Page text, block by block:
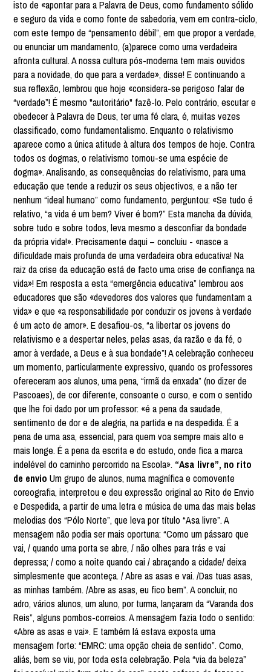
isto de «apontar para a Palavra de Deus, como fundamento sólido
e seguro da vida e como fonte de sabedoria, vem em contra-ciclo,
com este tempo de “pensamento débil”, em que propor a verdade,
ou enunciar um mandamento, (a)parece como uma verdadeira
afronta cultural. A nossa cultura pós-moderna tem mais ouvidos
para a novidade, do que para a verdade», disse! E continuando a
sua reflexão, lembrou que hoje «considera-se perigoso falar de
“verdade”! É mesmo "autoritário" fazê-lo. Pelo contrário, escutar e
obedecer à Palavra de Deus, ter uma fé clara, é, muitas vezes
classificado, como fundamentalismo. Enquanto o relativismo
aparece como a única atitude à altura dos tempos de hoje. Contra
todos os dogmas, o relativismo tornou-se uma espécie de
dogma». Analisando, as consequências do relativismo, para uma
educação que tende a reduzir os seus objectivos, e a não ter
nenhum “ideal humano” como fundamento, perguntou: «Se tudo é
relativo, “a vida é um bem? Viver é bom?” Esta mancha da dúvida,
sobre tudo e sobre todos, leva mesmo a desconfiar da bondade
da própria vida!». Precisamente daqui – concluiu - «nasce a
dificuldade mais profunda de uma verdadeira obra educativa! Na
raiz da crise da educação está de facto uma crise de confiança na
vida»! Em resposta a esta “emergência educativa” lembrou aos
educadores que são «devedores dos valores que fundamentam a
vida» e que «a responsabilidade por conduzir os jovens à verdade
é um acto de amor». E desafiou-os, “a libertar os jovens do
relativismo e a despertar neles, pelas asas, da razão e da fé, o
amor à verdade, a Deus e à sua bondade”! A celebração conheceu
um momento, particularmente expressivo, quando os professores
ofereceram aos alunos, uma pena, “irmã da enxada” (no dizer de
Pascoaes), de cor diferente, consoante o curso, e com o sentido
que lhe foi dado por um professor: «é a pena da saudade,
sentimento de dor e de alegria, na partida e na despedida. É a
pena de uma asa, essencial, para quem voa sempre mais alto e
mais longe. É a pena da escrita e do estudo, onde fica a marca
indelével do caminho percorrido na Escola». “Asa livre”, no rito
de envio Um grupo de alunos, numa magnífica e comovente
coreografia, interpretou e deu expressão original ao Rito de Envio
e Despedida, a partir de uma letra e música de uma das mais belas
melodias dos “Pólo Norte”, que leva por título “Asa livre”. A
mensagem não podia ser mais oportuna: “Como um pássaro que
vai, / quando uma porta se abre, / não olhes para trás e vai
depressa; / como a noite quando cai / abraçando a cidade/ deixa
simplesmente que aconteça. / Abre as asas e vai. /Das tuas asas,
as minhas também. /Abre as asas, eu fico bem”. A concluir, no
adro, vários alunos, um aluno, por turma, lançaram da “Varanda dos
Reis”, alguns pombos-correios. A mensagem fazia todo o sentido:
«Abre as asas e vai». E também lá estava exposta uma
mensagem forte: “EMRC: uma opção cheia de sentido”. Como,
aliás, bem se viu, por toda esta celebração. Pela “via da beleza”